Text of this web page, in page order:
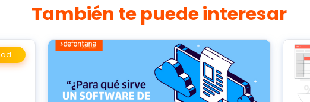
También te puede interesar